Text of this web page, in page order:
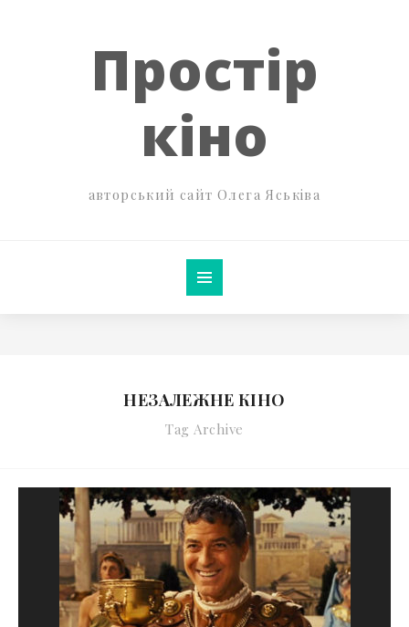
Простір
кіно
авторський сайт Олега Яськіва
НЕЗАЛЕЖНЕ КІНО
Tag Archive